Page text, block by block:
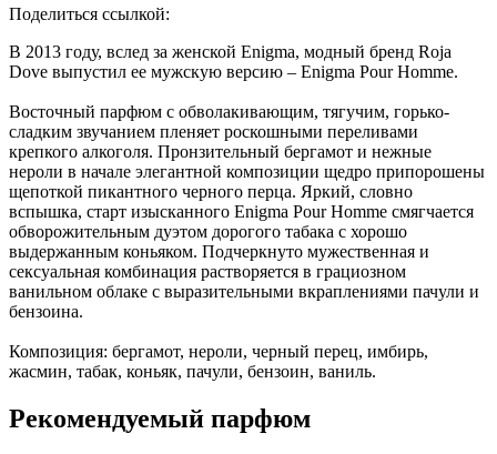
Поделиться ссылкой:
В 2013 году, вслед за женской Enigma, модный бренд Roja
Dove выпустил ее мужскую версию – Enigma Pour Homme.
Восточный парфюм с обволакивающим, тягучим, горько-
сладким звучанием пленяет роскошными переливами
крепкого алкоголя. Пронзительный бергамот и нежные
нероли в начале элегантной композиции щедро припорошены
щепоткой пикантного черного перца. Яркий, словно
вспышка, старт изысканного Enigma Pour Homme смягчается
обворожительным дуэтом дорогого табака с хорошо
выдержанным коньяком. Подчеркнуто мужественная и
сексуальная комбинация растворяется в грациозном
ванильном облаке с выразительными вкраплениями пачули и
бензоина.
Композиция: бергамот, нероли, черный перец, имбирь,
жасмин, табак, коньяк, пачули, бензоин, ваниль.
Рекомендуемый парфюм